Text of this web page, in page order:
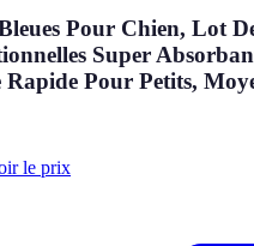
Pour Chien, Lot
Super
Rapide Pour Petits,
le prix